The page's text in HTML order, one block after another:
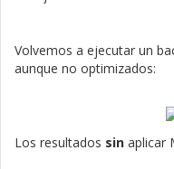
Volvemos a ejecutar un
aunque no optimizados:
Los resultados sin aplicar